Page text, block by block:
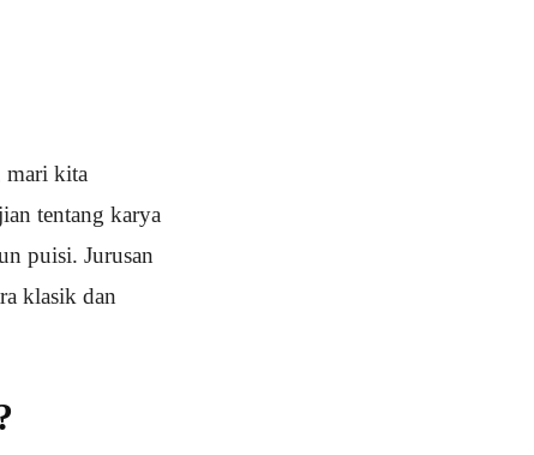
mari kita
tentang karya
puisi. Jurusan
klasik dan